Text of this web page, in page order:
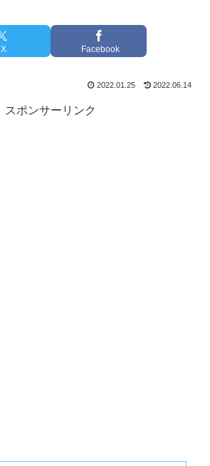
X Facebook
2022.01.25 2022.06.14
スポンサーリンク